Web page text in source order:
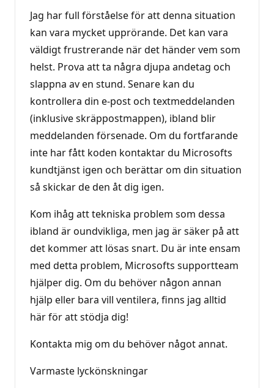
Jag har full förståelse för att denna situation
kan vara mycket upprörande. Det kan vara
väldigt frustrerande när det händer vem som
helst. Prova att ta några djupa andetag och
slappna av en stund. Senare kan du
kontrollera din e-post och textmeddelanden
(inklusive skräppostmappen), ibland blir
meddelanden försenade. Om du fortfarande
inte har fått koden kontaktar du Microsofts
kundtjänst igen och berättar om din situation
så skickar de den åt dig igen.
Kom ihåg att tekniska problem som dessa
ibland är oundvikliga, men jag är säker på att
det kommer att lösas snart. Du är inte ensam
med detta problem, Microsofts supportteam
hjälper dig. Om du behöver någon annan
hjälp eller bara vill ventilera, finns jag alltid
här för att stödja dig!
Kontakta mig om du behöver något annat.
Varmaste lyckönskningar